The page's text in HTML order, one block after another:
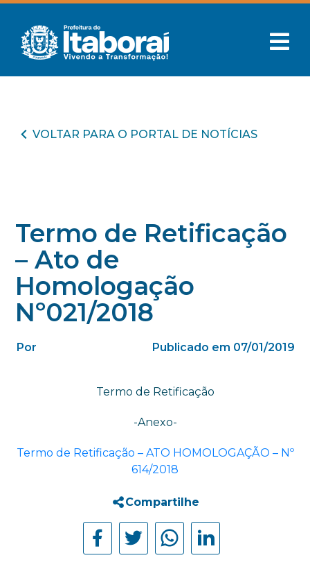
VOLTAR PARA O PORTAL DE NOTÍCIAS
Termo de Retificação
– Ato de
Homologação
Nº021/2018
Por Publicado em 07/01/2019
Termo de Retificação
-Anexo-
Termo de Retificação – ATO HOMOLOGAÇÃO – Nº
614/2018
Compartilhe